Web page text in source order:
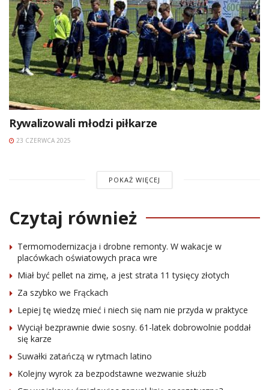
Rywalizowali młodzi piłkarze
23 CZERWCA 2025
POKAŻ WIĘCEJ
Czytaj również
Termomodernizacja i drobne remonty. W wakacje w
placówkach oświatowych praca wre
Miał być pellet na zimę, a jest strata 11 tysięcy złotych
Za szybko we Frąckach
Lepiej tę wiedzę mieć i niech się nam nie przyda w praktyce
Wyciął bezprawnie dwie sosny. 61-latek dobrowolnie poddał
się karze
Suwałki zatańczą w rytmach latino
Kolejny wyrok za bezpodstawne wezwanie służb